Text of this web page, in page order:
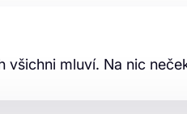
mluví. Na nic